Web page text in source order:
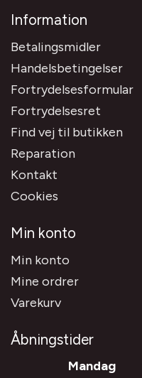
Information
Betalingsmidler
Handelsbetingelser
Fortrydelsesformular
Fortrydelsesret
Find vej til butikken
Reparation
Kontakt
Cookies
Min konto
Min konto
Mine ordrer
Varekurv
Åbningstider
Mandag